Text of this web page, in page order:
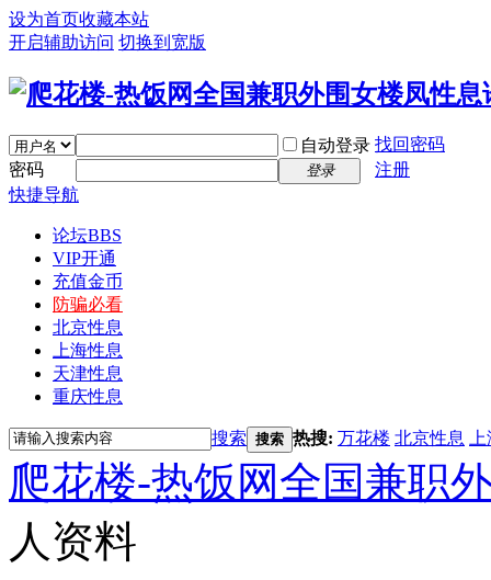
设为首页收藏本站
开启辅助访问 切换到宽版
自动登录 找回密码
密码
登录
注册
快捷导航
论坛BBS
VIP开通
充值金币
防骗必看
北京性息
上海性息
天津性息
重庆性息
搜索 搜索 热搜: 万花楼 北京性息
爬花楼-热饭网全国兼职
人资料